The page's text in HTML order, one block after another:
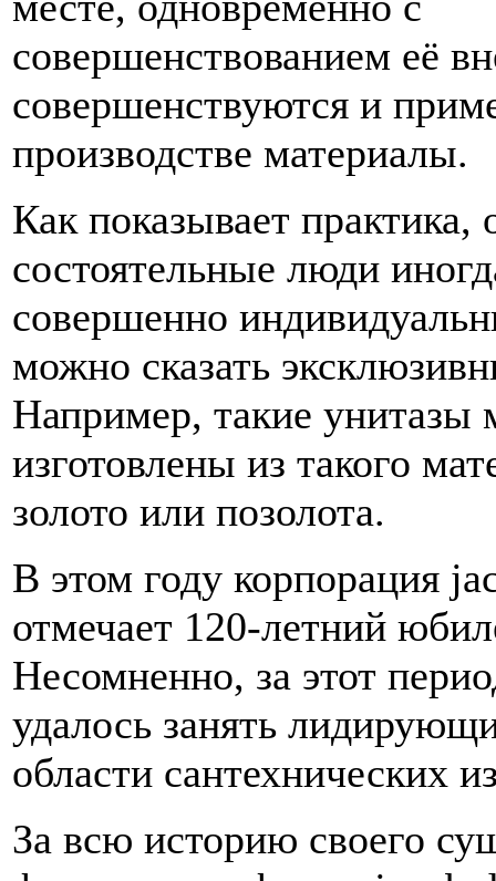
совершенствованием её
совершенствуются и
производстве материалы.
Как показывает практика,
состоятельные люди
совершенно
можно сказать
Например, такие унитазы
изготовлены из такого
золото или позолота.
В этом году корпорация
отмечает 120-летний
Несомненно, за этот
удалось занять
области сантехнических
За всю историю своего